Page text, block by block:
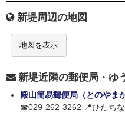
新堤周辺の地図
地図を表示
新堤近隣の郵便局・ゆ
殿山簡易郵便局（とのやま
☎029-262-3262 📍ひたち